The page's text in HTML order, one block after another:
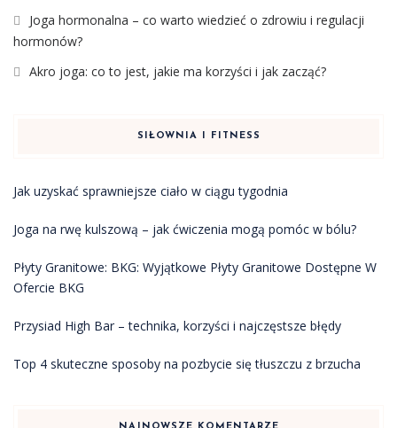
Joga hormonalna – co warto wiedzieć o zdrowiu i regulacji
hormonów?
Akro joga: co to jest, jakie ma korzyści i jak zacząć?
SIŁOWNIA I FITNESS
Jak uzyskać sprawniejsze ciało w ciągu tygodnia
Joga na rwę kulszową – jak ćwiczenia mogą pomóc w bólu?
Płyty Granitowe: BKG: Wyjątkowe Płyty Granitowe Dostępne W
Ofercie BKG
Przysiad High Bar – technika, korzyści i najczęstsze błędy
Top 4 skuteczne sposoby na pozbycie się tłuszczu z brzucha